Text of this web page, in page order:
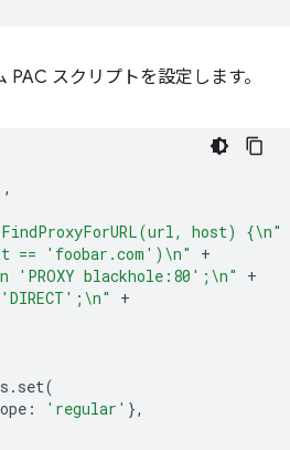
スクリプトを設定します。
,
host) {\n"
'foobar.com')\n"
+
blackhole:80';\n"
+
+
. set(
: 'regular' },